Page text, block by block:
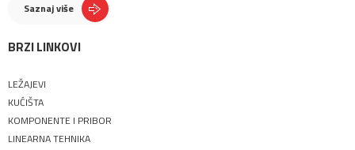
Saznaj više
BRZI LINKOVI
LEŽAJEVI
KUĆIŠTA
KOMPONENTE I PRIBOR
LINEARNA TEHNIKA